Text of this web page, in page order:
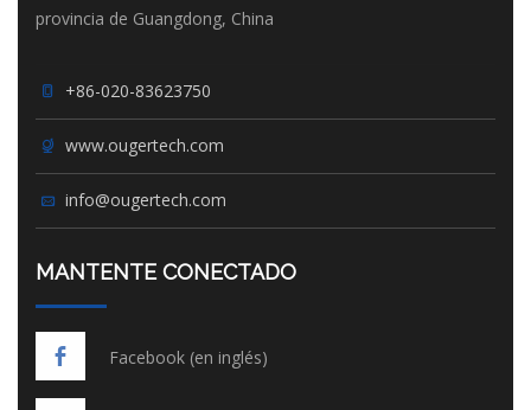
provincia de Guangdong, China
+86-020-83623750
www.ougertech.com
info@ougertech.com
MANTENTE CONECTADO
Facebook (en inglés)